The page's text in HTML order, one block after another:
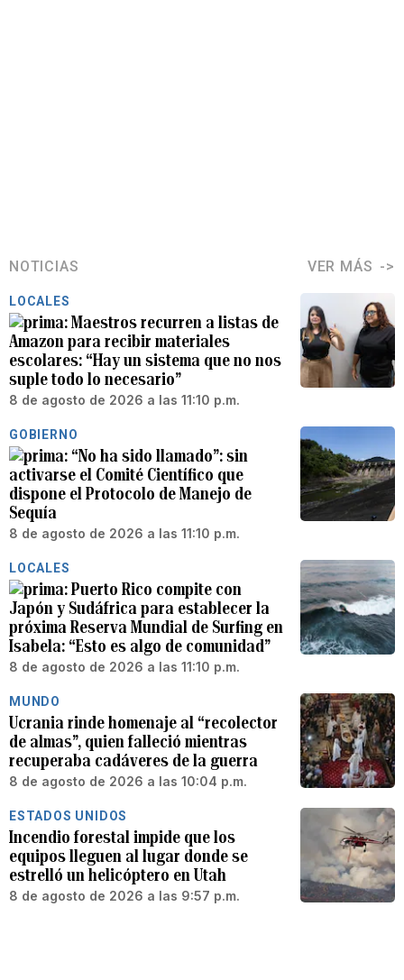
NOTICIAS VER MÁS
LOCALES
Maestros recurren a listas de
Amazon para recibir materiales
escolares: “Hay un sistema que no nos
suple todo lo necesario”
8 de agosto de 2026 a las 11:10 p.m.
GOBIERNO
“No ha sido llamado”: sin
activarse el Comité Científico que
dispone el Protocolo de Manejo de
Sequía
8 de agosto de 2026 a las 11:10 p.m.
LOCALES
Puerto Rico compite con
Japón y Sudáfrica para establecer la
próxima Reserva Mundial de Surfing en
Isabela: “Esto es algo de comunidad”
8 de agosto de 2026 a las 11:10 p.m.
MUNDO
Ucrania rinde homenaje al “recolector
de almas”, quien falleció mientras
recuperaba cadáveres de la guerra
8 de agosto de 2026 a las 10:04 p.m.
ESTADOS UNIDOS
Incendio forestal impide que los
equipos lleguen al lugar donde se
estrelló un helicóptero en Utah
8 de agosto de 2026 a las 9:57 p.m.